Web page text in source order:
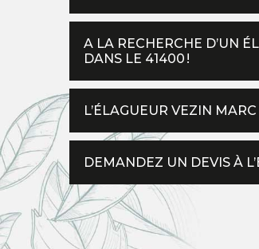
A LA RECHERCHE D’UN
DANS LE 41400 !
L’ÉLAGUEUR VEZIN
DEMANDEZ UN DEVIS À